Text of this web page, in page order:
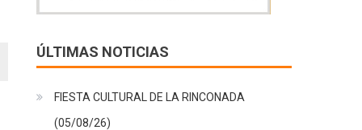
ÚLTIMAS NOTICIAS
FIESTA CULTURAL DE LA RINCONADA
(05/08/26)